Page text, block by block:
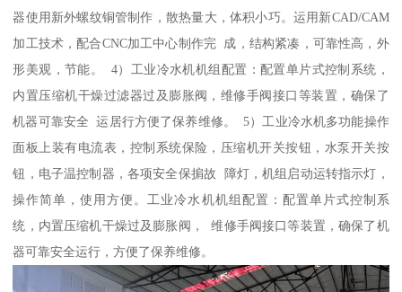
器使用新外螺纹铜管制作，散热量大，体积小巧。运用新CAD/CAM
加工技术，配合CNC加工中心制作完 成，结构紧凑，可靠性高，外
形美观，节能。 4）工业冷水机机组配置：配置单片式控制系统，
内置压缩机干燥过滤器过及膨胀阀，维修手阀接口等装置，确保了
机器可靠安全 运居行方便了保养维修。 5）工业冷水机多功能操作
面板上装有电流表，控制系统保险，压缩机开关按钮，水泵开关按
钮，电子温控制器，各项安全保掮故 障灯，机组启动运转指示灯，
操作简单，使用方便。工业冷水机机组配置：配置单片式控制系
统，内置压缩机干燥过及膨胀阀， 维修手阀接口等装置，确保了机
器可靠安全运行，方便了保养维修。